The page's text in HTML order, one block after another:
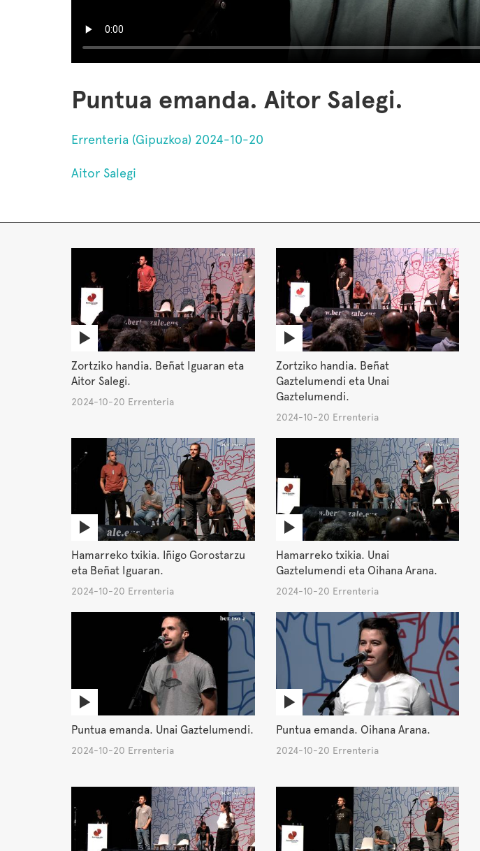
Puntua emanda. Aitor Salegi.
Errenteria (Gipuzkoa) 2024-10-20
Aitor Salegi
Zortziko handia. Beñat Iguaran eta
Aitor Salegi.
2024-10-20 Errenteria
Zortziko handia. Beñat
Gaztelumendi eta Unai
Gaztelumendi.
2024-10-20 Errenteria
Hamarreko txikia. Iñigo Gorostarzu
eta Beñat Iguaran.
2024-10-20 Errenteria
Hamarreko txikia. Unai
Gaztelumendi eta Oihana Arana.
2024-10-20 Errenteria
Puntua emanda. Unai Gaztelumendi.
2024-10-20 Errenteria
Puntua emanda. Oihana Arana.
2024-10-20 Errenteria